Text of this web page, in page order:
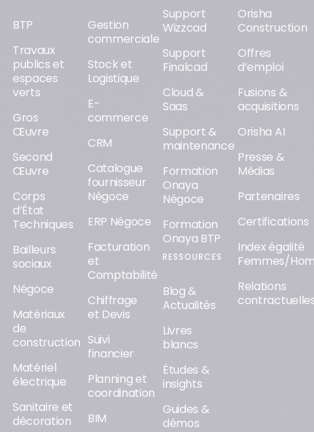
BTP
Travaux
publics et
espaces
verts
Gros
Œuvre
Second
Œuvre
Corps
d’État
Techniques
Bailleurs
sociaux
Négoce
Matériaux
de
construction
Matériel
électrique
Sanitaire et
décoration
Gestion
commerciale
Stock et
Logistique
E-
commerce
CRM
Catalogue
fournisseur
Négoce
ERP Négoce
Facturation
et
Comptabilité
Chiffrage
et Devis
Suivi
financier
Planning et
coordination
BIM
Support
Wizzcad
Support
Finalcad
Cloud &
Saas
Support &
maintenance
Formation
Onaya
Négoce
Formation
Onaya BTP
RESSOURCES
Blog &
Actualités
Livres
blancs
Études &
insights
Guides &
démos
Orisha
Construction
Offres
d’emploi
Fusions &
acquisitions
Orisha AI
Presse &
Médias
Partenaires
Certifications
Index égalité
Femmes/
Relations